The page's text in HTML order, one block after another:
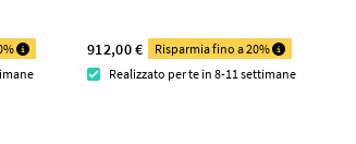
912,00 €
Risparmia fino a 20%
Realizzato per te in 8-11 settimane